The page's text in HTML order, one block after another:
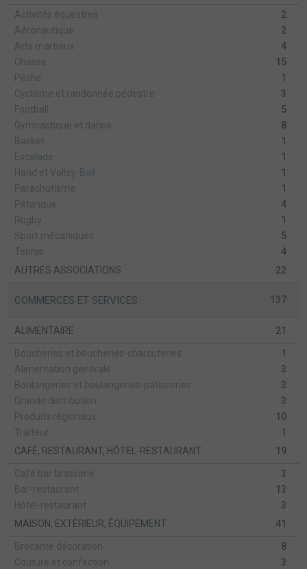
Activités équestres
2
Aéronautique
2
Arts martiaux
4
Chasse
15
Pêche
1
Cyclisme et randonnée pédestre
3
Football
5
Gymnastique et danse
8
Basket
1
Escalade
1
Hand et Volley-Ball
1
Parachutisme
1
Pétanque
4
Rugby
1
Sport mécaniques
5
Tennis
4
AUTRES ASSOCIATIONS
22
COMMERCES ET SERVICES 137
ALIMENTAIRE 21
Boucheries et boucheries-charcuteries
1
Alimentation générale
3
Boulangeries et boulangeries-pâtisseries
3
Grande distribution
3
Produits régionaux
10
Traiteur
1
CAFÉ, RESTAURANT, HÔTEL-RESTAURANT
19
Café bar brasserie
3
Bar-restaurant
13
Hôtel-restaurant
3
MAISON, EXTÉRIEUR, ÉQUIPEMENT
41
Brocante décoration
8
Couture et confection
3